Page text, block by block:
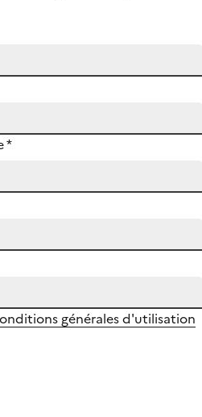
*
générales d'utilisation